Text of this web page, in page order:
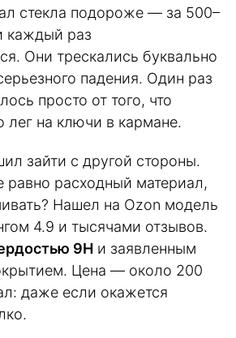
стекла подороже — за 500–
каждый раз
Они трескались буквально
падения. Один раз
просто от того, что
лег на ключи в кармане.
зайти с другой стороны.
равно расходный материал,
Нашел на Ozon модель
4.9 и тысячами отзывов.
9H и заявленным
Цена — около 200
даже если окажется